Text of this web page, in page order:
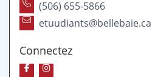
(506) 655-5866
etuudiants@bellebaie.ca
Connectez